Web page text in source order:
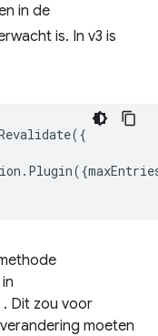
in de
is. In v3 is
({
. Plugin({
. Dit zou voor
moeten